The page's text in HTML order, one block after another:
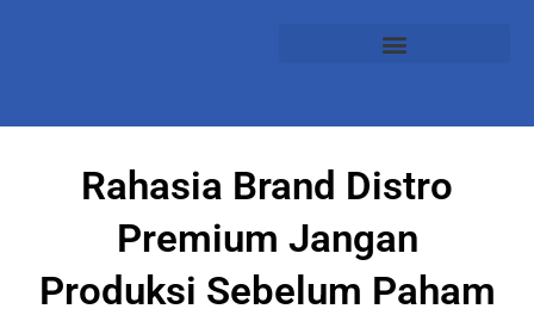
Rahasia Brand Distro
Premium Jangan
Produksi Sebelum Paham